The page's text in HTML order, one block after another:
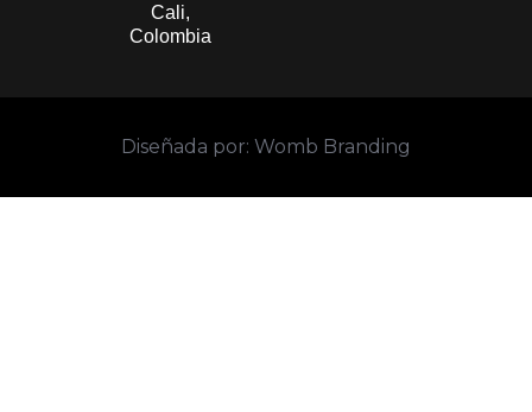
Cali,
Colombia
Diseñada por: Womb Branding